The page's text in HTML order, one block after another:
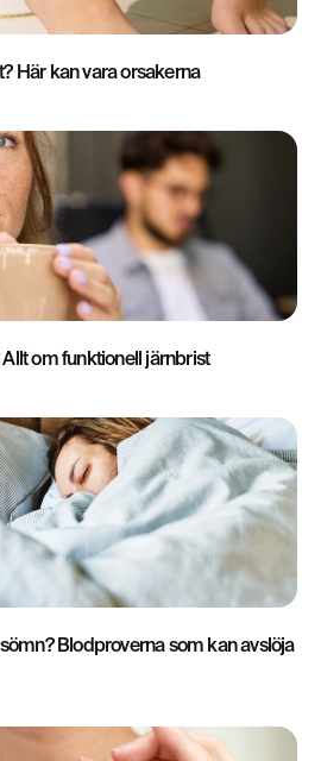
Här kan vara orsakerna
Allt om funktionell järnbrist
Blodproverna som kan avslöja